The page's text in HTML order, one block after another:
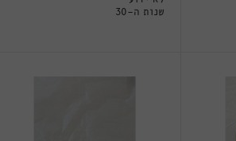
שנות ה-30